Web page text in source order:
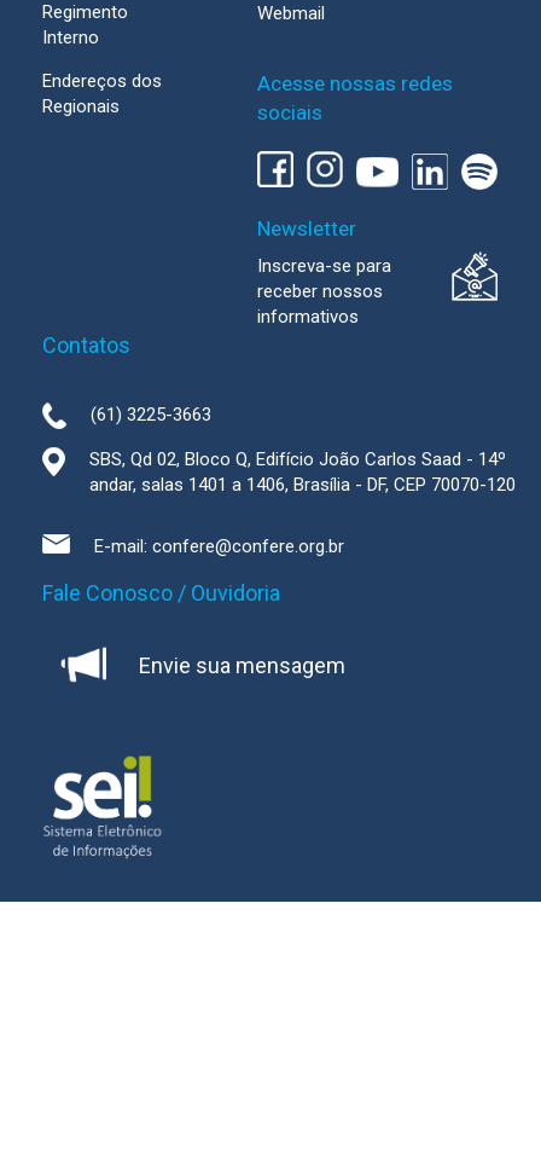
Regimento
Interno
Endereços dos
Regionais
Webmail
Acesse nossas redes
sociais
Newsletter
Inscreva-se para
receber nossos
informativos
Contatos
(61) 3225-3663
SBS, Qd 02, Bloco Q, Edifício João Carlos Saad - 14º
andar, salas 1401 a 1406, Brasília - DF, CEP 70070-120
E-mail: confere@confere.org.br
Fale Conosco / Ouvidoria
Envie sua mensagem